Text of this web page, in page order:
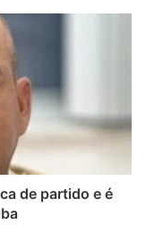
de partido e é